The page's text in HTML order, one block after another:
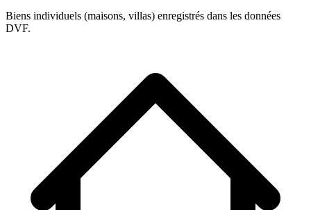
Biens individuels (maisons, villas) enregistrés dans les données
DVF.